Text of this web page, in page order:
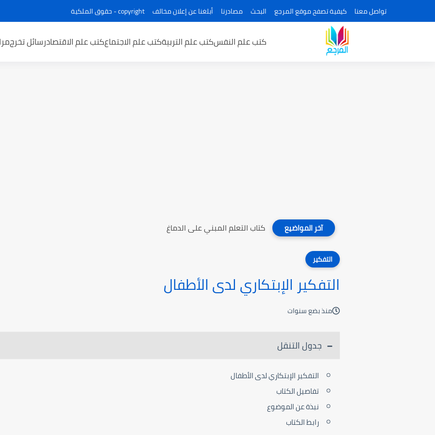
تواصل معنا كيفية تصفح موقع المرجع البحث مصادرنا أبلغنا عن إعلان مخالف copyright - حقوق الملكية
كتب علم النفسكتب علم التربيةكتب علم الاجتماعكتب علم الاقتصادرسائل تخرج
آخر المواضيع كتاب التعلم المبني على الدماغ
التفكير
التفكير الإبتكاري لدى الأطفال
منذ بضع سنوات
جدول التنقل
التفكير الإبتكاري لدى الأطفال
تفاصيل الكتاب
نبذة عن الموضوع
رابط الكتاب